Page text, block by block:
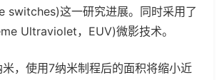
switches)这一研究进展。同时采用了
Ultraviolet，EUV)微影技术。
，使用7纳米制程后的面积将缩小近